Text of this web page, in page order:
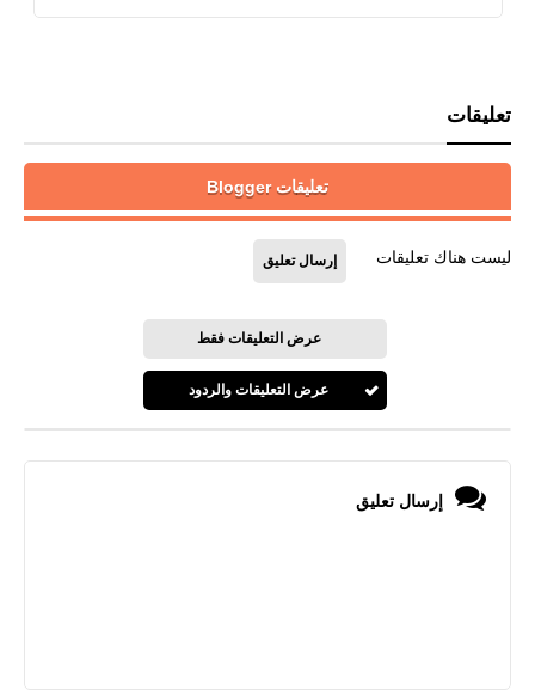
تعليقات
تعليقات Blogger
ليست هناك تعليقات إرسال تعليق
عرض التعليقات فقط
عرض التعليقات والردود
إرسال تعليق